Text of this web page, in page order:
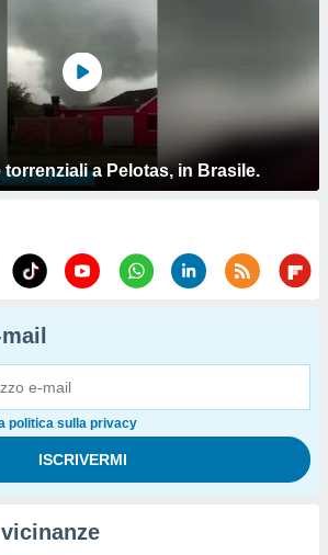
a Pelotas, in Brasile.
politica sulla privacy